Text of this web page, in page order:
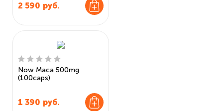
2 590 руб.
Now Maca 500mg
(100caps)
1 390 руб.